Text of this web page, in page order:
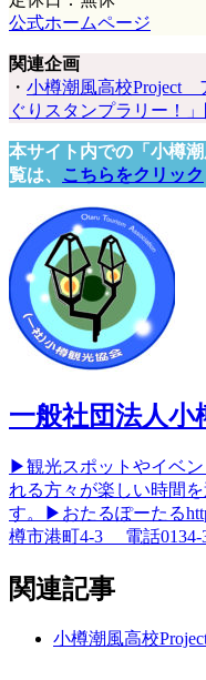
公式ホームページ
関連企画
・ 小樽潮風高校Project
ぐりスタンプラリー！
本サイト内での「小樽
覧は、
こちらをクリック
一般社団法人小
▶観光スポットやイベ
れる方々が楽しい時間
す。▶おたるぽーたる
樽市港町4-3 電話0134-
関連記事
小樽潮風高校